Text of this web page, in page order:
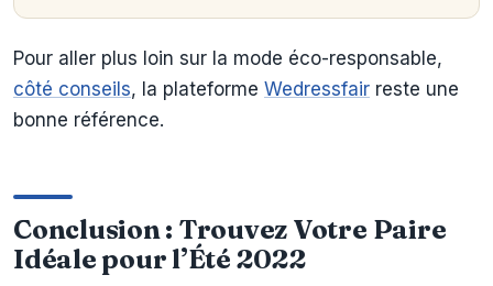
Pour aller plus loin sur la mode éco-responsable,
côté conseils, la plateforme Wedressfair reste une
bonne référence.
Conclusion : Trouvez Votre Paire
Idéale pour l’Été 2022